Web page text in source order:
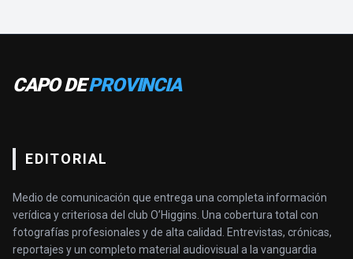
CAPO DEPROVINCIA
EDITORIAL
Medio de comunicación que entrega una completa información
verídica y criteriosa del club O’Higgins. Una cobertura total con
fotografías profesionales y de alta calidad. Entrevistas, crónicas,
reportajes y un completo material audiovisual a la vanguardia